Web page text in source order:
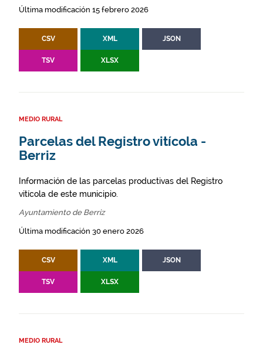
Última modificación 15 febrero 2026
CSV XML JSON
TSV XLSX
MEDIO RURAL
Parcelas del Registro vitícola -
Berriz
Información de las parcelas productivas del Registro
vitícola de este municipio.
Ayuntamiento de Berriz
Última modificación 30 enero 2026
CSV XML JSON
TSV XLSX
MEDIO RURAL